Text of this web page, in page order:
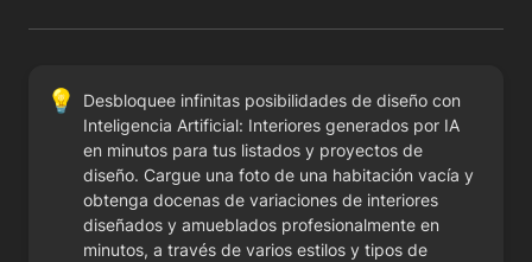
💡
Desbloquee infinitas posibilidades de diseño con
Inteligencia Artificial: Interiores generados por IA
en minutos para tus listados y proyectos de
diseño. Cargue una foto de una habitación vacía y
obtenga docenas de variaciones de interiores
diseñados y amueblados profesionalmente en
minutos, a través de varios estilos y tipos de